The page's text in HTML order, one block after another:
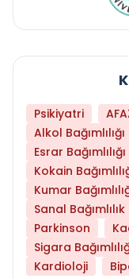
Psikiyatri
Alkol Bağımlılığı
Esrar Bağımlılığı
Kokain
Kumar
Sanal Bağımlılık
Parkinson
Sigara
Kardioloji